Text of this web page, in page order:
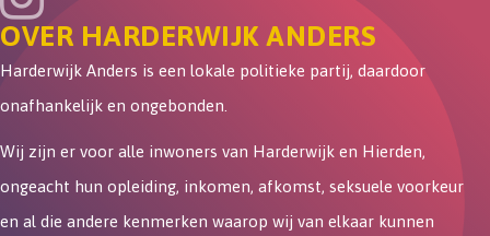
OVER HARDERWIJK ANDERS
Harderwijk Anders is een lokale politieke partij, daardoor
onafhankelijk en ongebonden.
Wij zijn er voor alle inwoners van Harderwijk en Hierden,
ongeacht hun opleiding, inkomen, afkomst, seksuele voorkeur
en al die andere kenmerken waarop wij van elkaar kunnen